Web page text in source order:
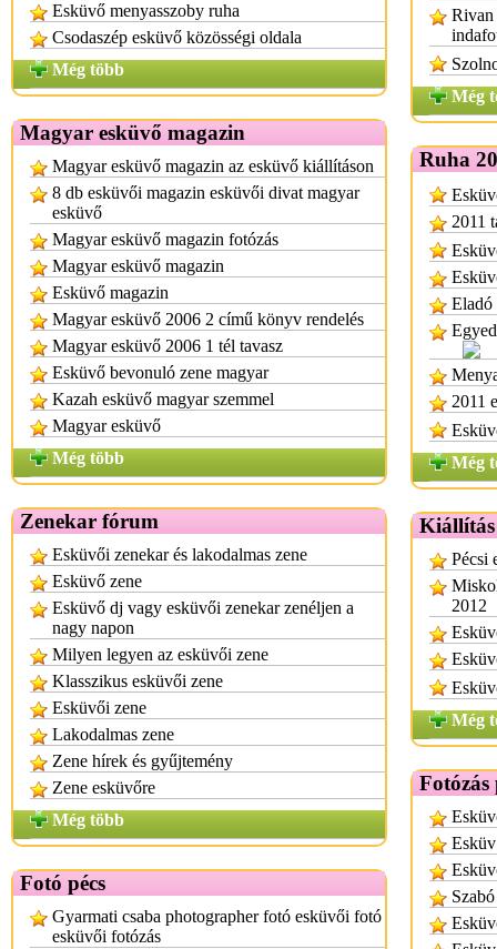
Esküvő menyasszoby ruha
Csodaszép esküvő közösségi oldala
Még több
Magyar esküvő magazin
Magyar esküvő magazin az esküvő kiállításon
8 db esküvői magazin esküvői divat magyar
esküvő
Magyar esküvő magazin fotózás
Magyar esküvő magazin
Esküvő magazin
Magyar esküvő 2006 2 című könyv rendelés
Magyar esküvő 2006 1 tél tavasz
Esküvő bevonuló zene magyar
Kazah esküvő magyar szemmel
Magyar esküvő
Még több
Zenekar fórum
Esküvői zenekar és lakodalmas zene
Esküvő zene
Esküvő dj vagy esküvői zenekar zenéljen a
nagy napon
Milyen legyen az esküvői zene
Klasszikus esküvői zene
Esküvői zene
Lakodalmas zene
Zene hírek és gyűjtemény
Zene esküvőre
Még több
Fotó pécs
Gyarmati csaba photographer fotó esküvői fotó
esküvői fotózás
Rivan
Még
Ruha
2011
Eladó
2011
Még
Kiállítás
Pécsi
2012
Még
Fotózás